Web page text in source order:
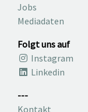
Jobs
Mediadaten
Folgt uns auf
Instagram
Linkedin
---
Kontakt